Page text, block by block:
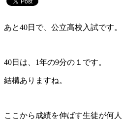
あと40日で、公立高校入試です。
40日は、1年の9分の１です。
結構ありますね。
ここから成績を伸ばす生徒が何人